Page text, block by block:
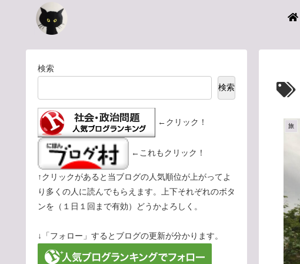
旅
検索
検索
←クリック！
←これもクリック！
↑クリックがあると当ブログの人気順位が上がってよ
り多くの人に読んでもらえます。上下それぞれのボタ
ンを（１日１回まで有効）どうかよろしく。
↓「フォロー」するとブログの更新が分かります。